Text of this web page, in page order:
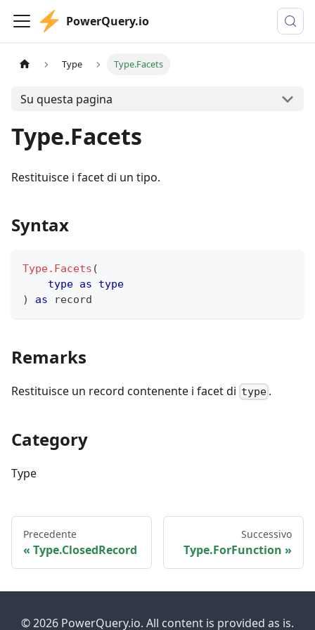
PowerQuery.io
Type Type.Facets
Su questa pagina
Type.Facets
Restituisce i facet di un tipo.
Syntax
Type.Facets (
type as
type
)
as record
Remarks
Restituisce un record contenente i facet di type .
Category
Type
Precedente
Type.ClosedRecord
Successivo
Type.ForFunction
© 2026 PowerQuery.io. All content is provided as is.